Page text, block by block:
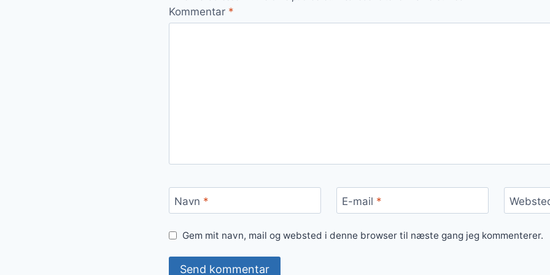
Kommentar *
Navn * E-mail *
Gem mit navn, mail og websted i denne browser til næste gang jeg kommenterer.